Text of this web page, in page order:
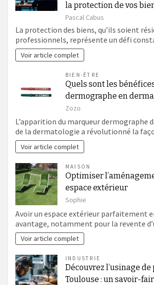
la protection de vos
Pascal Cabus
La protection des biens, qu’ils soient
professionnels, représente un défi
Voir article complet
BIEN-ÊTRE
Quels sont les
dermographe en
Zozo
L’apparition du marqueur dermographe
de la dermatologie a révolutionné la
Voir article complet
MAISON
Optimiser
espace extérieur
Sophie
Avoir un espace extérieur parfaitement
avantage, notamment pour la revente
Voir article complet
INDUSTRIE
Découvrez l’usinage
Toulouse : un savoir-